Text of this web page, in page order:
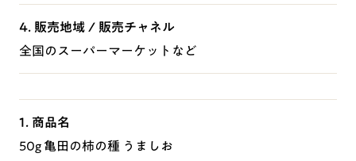
4. 販売地域 / 販売チャネル
全国のスーパーマーケットなど
1. 商品名
50g 亀田の柿の種 うましお